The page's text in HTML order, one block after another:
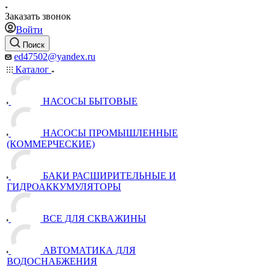
Заказать звонок
Войти
Поиск
ed47502@yandex.ru
Каталог
НАСОСЫ БЫТОВЫЕ
НАСОСЫ ПРОМЫШЛЕННЫЕ
(КОММЕРЧЕСКИЕ)
БАКИ РАСШИРИТЕЛЬНЫЕ И
ГИДРОАККУМУЛЯТОРЫ
ВСЕ ДЛЯ СКВАЖИНЫ
АВТОМАТИКА ДЛЯ
ВОДОСНАБЖЕНИЯ